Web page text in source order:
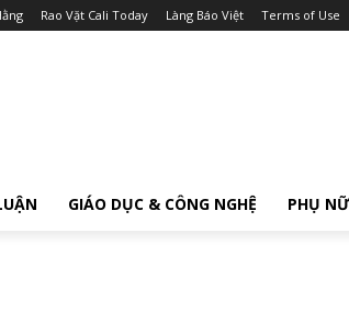
Rao Vặt Cali Today Làng Báo Việt Terms of Use
GIÁO DỤC & CÔNG NGHỆ PHỤ NỮ